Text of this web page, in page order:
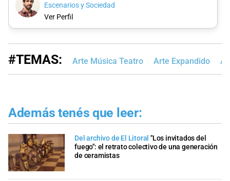
Escenarios y Sociedad
Ver Perfil
#TEMAS: Arte Música Teatro Arte Expandido
Además tenés que leer:
Del archivo de El Litoral "Los invitados del
fuego": el retrato colectivo de una generación
de ceramistas